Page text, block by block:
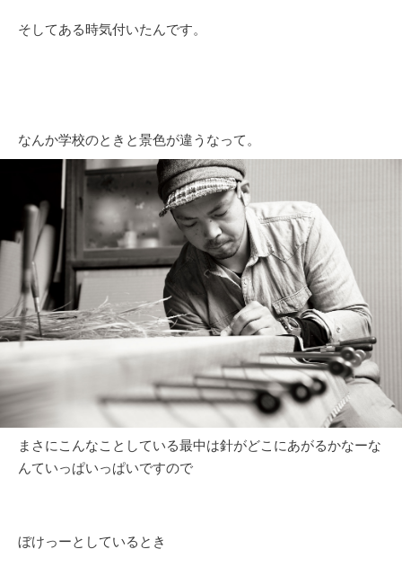
そしてある時気付いたんです。
なんか学校のときと景色が違うなって。
まさにこんなことしている最中は針がどこにあがるかなーな
んていっぱいっぱいですので
ぼけっーとしているとき